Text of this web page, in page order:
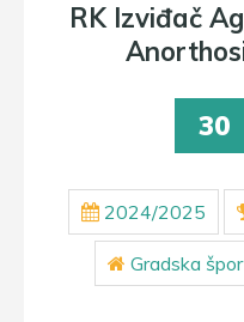
RK Izviđač
30
2024/2025
Gradska